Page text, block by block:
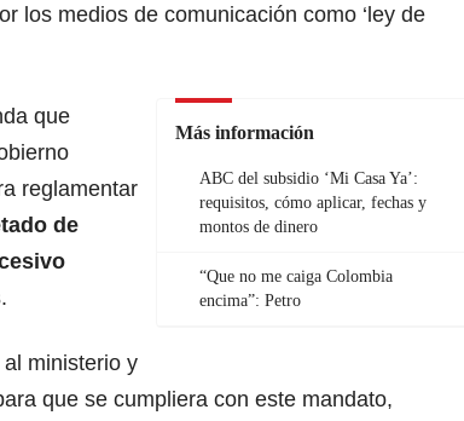
los medios de comunicación como ‘ley de
Más información
ABC del subsidio ‘Mi Casa Ya’:
requisitos, cómo aplicar, fechas y
montos de dinero
“Que no me caiga Colombia
encima”: Petro
que
reglamentar
de
.
ministerio y
que se cumpliera con este mandato,